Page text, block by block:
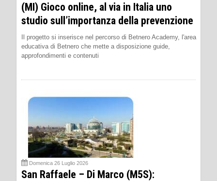
(MI) Gioco online, al via in Italia uno
studio sull’importanza della prevenzione
Il progetto si inserisce nel percorso di Betnero Academy, l'area
educativa di Betnero che mette a disposizione guide,
approfondimenti e contenuti
Domenica 26 Luglio 2026
San Raffaele – Di Marco (M5S):